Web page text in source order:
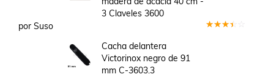
3 Claveles 3600
por Suso
Cacha delantera
Victorinox negro de 91
mm C-3603.3